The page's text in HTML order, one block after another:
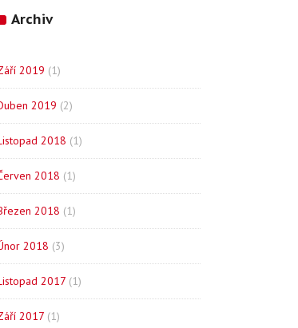
Archiv
2019 (1)
2019 (2)
2018 (1)
2018 (1)
2018 (1)
2018 (3)
2017 (1)
2017 (1)